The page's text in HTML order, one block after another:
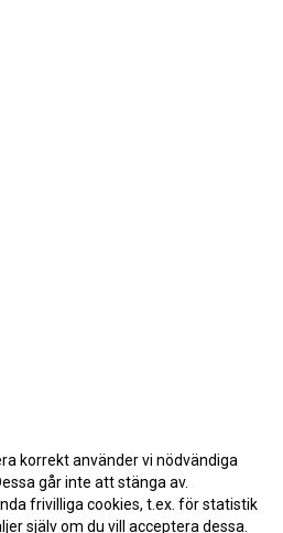
korrekt använder vi nödvändiga
går inte att stänga av.
frivilliga cookies, t.ex. för statistik
själv om du vill acceptera dessa.